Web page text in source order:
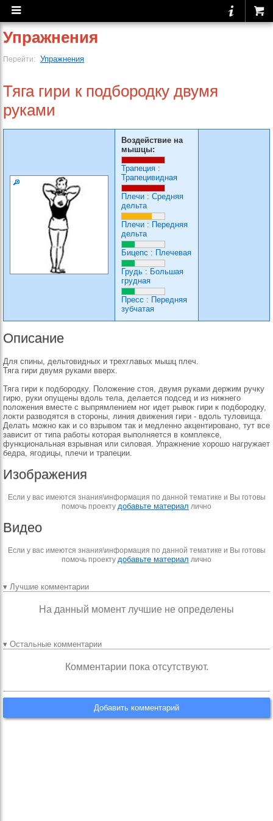
Упражнения
Перейти: Упражнения
Тяга гири к подбородку двумя
руками
Воздействие на
мышцы:
Трапеция :
Трапецивидная
Плечи : Средняя
дельта
Плечи : Передняя
дельта
Бицепс : Плечевая
Грудь : Большая
грудная
Пресс : Передняя
зубчатая
Описание
Для спины, дельтовидных и трехглавых мышц плеч.
Тяга гири двумя руками вверх.
Тяга гири к подбородку. Положение стоя, двумя руками держим ручку
гирю, руки опущены вдоль тела, делается подсед и из нижнего
положения вместе с выпрямлением ног идет рывок гири к подбородку,
локти разводятся в стороны, линия движения гири - вдоль туловища.
Делать можно как и со взрывом так и медленно акцентировано, тут все
зависит от типа работы которая выполняется в комплексе,
функциональная взрывная или силовая. Упражнение хорошо нагружает
бедра, ягодицы, плечи и трапеции.
Изображения
Если у вас имеются знания\информация по данной тематике и Вы готовы
помочь проекту добавьте материал лично
Видео
Если у вас имеются знания\информация по данной тематике и Вы готовы
помочь проекту добавьте материал лично
▾ Лучшие комментарии
На данный момент лучшие не определены
▾ Остальные комментарии
Комментарии пока отсутствуют.
Добавить комментарий